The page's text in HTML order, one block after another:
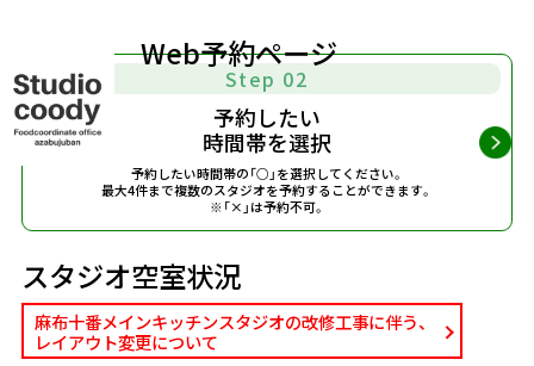
Web予約ページ
Step 02
予約したい
時間帯を選択
予約したい時間帯の「○」を選択してください。
最大4件まで複数のスタジオを予約することができます。
※「×」は予約不可。
スタジオ空室状況
麻布十番メインキッチンスタジオの改修工事に伴う、
レイアウト変更について